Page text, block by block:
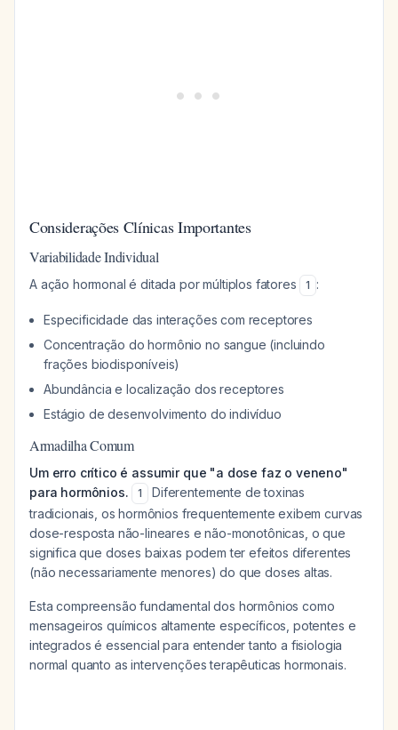
Considerações Clínicas Importantes
Variabilidade Individual
A ação hormonal é ditada por múltiplos fatores 1 :
Especificidade das interações com receptores
Concentração do hormônio no sangue (incluindo
frações biodisponíveis)
Abundância e localização dos receptores
Estágio de desenvolvimento do indivíduo
Armadilha Comum
Um erro crítico é assumir que "a dose faz o veneno"
para hormônios.
1
Diferentemente de toxinas
tradicionais, os hormônios frequentemente exibem curvas
dose-resposta não-lineares e não-monotônicas, o que
significa que doses baixas podem ter efeitos diferentes
(não necessariamente menores) do que doses altas.
Esta compreensão fundamental dos hormônios como
mensageiros químicos altamente específicos, potentes e
integrados é essencial para entender tanto a fisiologia
normal quanto as intervenções terapêuticas hormonais.